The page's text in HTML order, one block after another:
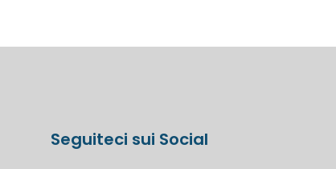
Seguiteci sui Social